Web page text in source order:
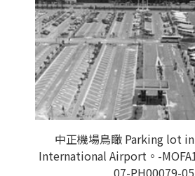
中正機場鳥瞰 Parking lot
International Airport。-
07-PH00079-